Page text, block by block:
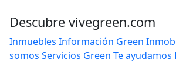
Descubre vivegreen.com
Inmuebles Información Green
somos Servicios Green Te ayudamos